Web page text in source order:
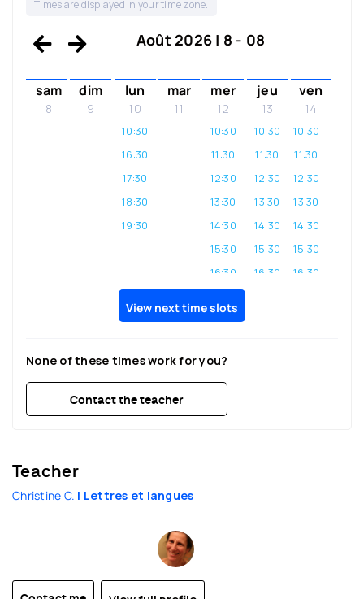
Times are displayed in your time zone.
Août 2026 | 8 - 08
sam
8
dim
9
lun
10
mar
11
mer
12
jeu
13
ven
14
10:30
16:30
17:30
18:30
19:30
10:30
11:30
12:30
13:30
14:30
15:30
16:30
18:30
10:30
11:30
12:30
13:30
14:30
15:30
16:30
10:30
11:30
12:30
13:30
14:30
15:30
16:30
View next time slots
None of these times work for you?
Contact the teacher
Teacher
Christine C. | Lettres et langues